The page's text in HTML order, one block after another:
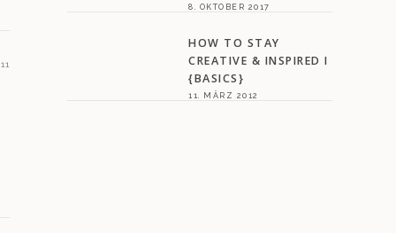
8. OKTOBER 2017
HOW TO STAY
CREATIVE & INSPIRED I
{BASICS}
11. MÄRZ 2012